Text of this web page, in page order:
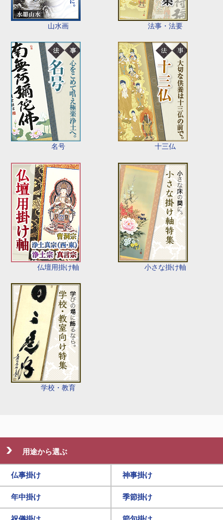
山水画 法事・法要
名号 十三仏
仏壇用掛け軸 小さな掛け軸
学校・教育
用途から選ぶ
仏事掛け 神事掛け
年中掛け 季節掛け